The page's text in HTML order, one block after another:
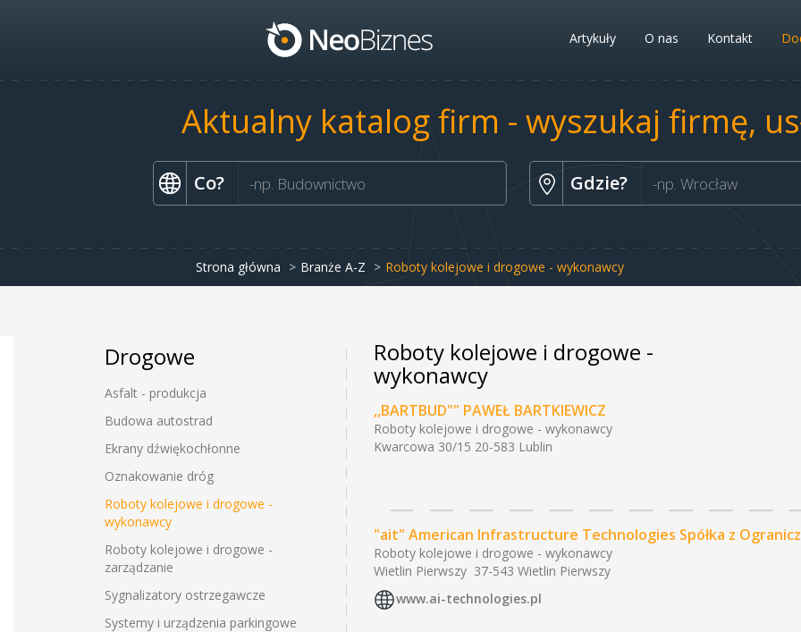
Artykuły O nas Kontakt
Aktualny katalog firm - wyszukaj firmę,
Co? Gdzie?
Strona główna Branże A-Z Roboty kolejowe i drogowe - wykonawcy
Drogowe
Asfalt - produkcja
Budowa autostrad
Ekrany dźwiękochłonne
Oznakowanie dróg
Roboty kolejowe i drogowe -
wykonawcy
Roboty kolejowe i drogowe -
zarządzanie
Sygnalizatory ostrzegawcze
Systemy i urządzenia parkingowe
Roboty kolejowe i drogowe -
wykonawcy
,,BARTBUD"" PAWEŁ BARTKIEWICZ
Roboty kolejowe i drogowe - wykonawcy
Kwarcowa 30/15 20-583 Lublin
"ait" American Infrastructure Technologies Spółka z
Roboty kolejowe i drogowe - wykonawcy
Wietlin Pierwszy 37-543 Wietlin Pierwszy
www.ai-technologies.pl